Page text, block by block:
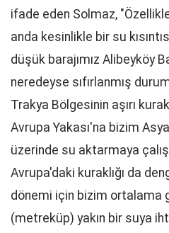
ifade eden Solmaz,
anda kesinlikle bir su
düşük barajımız Alibeyköy
neredeyse sıfırlanmış
Trakya Bölgesinin aşırı
Avrupa Yakası'na bizim
üzerinde su aktarmaya
Avrupa'daki kuraklığı da
dönemi için bizim ortalama
(metreküp) yakın bir suya